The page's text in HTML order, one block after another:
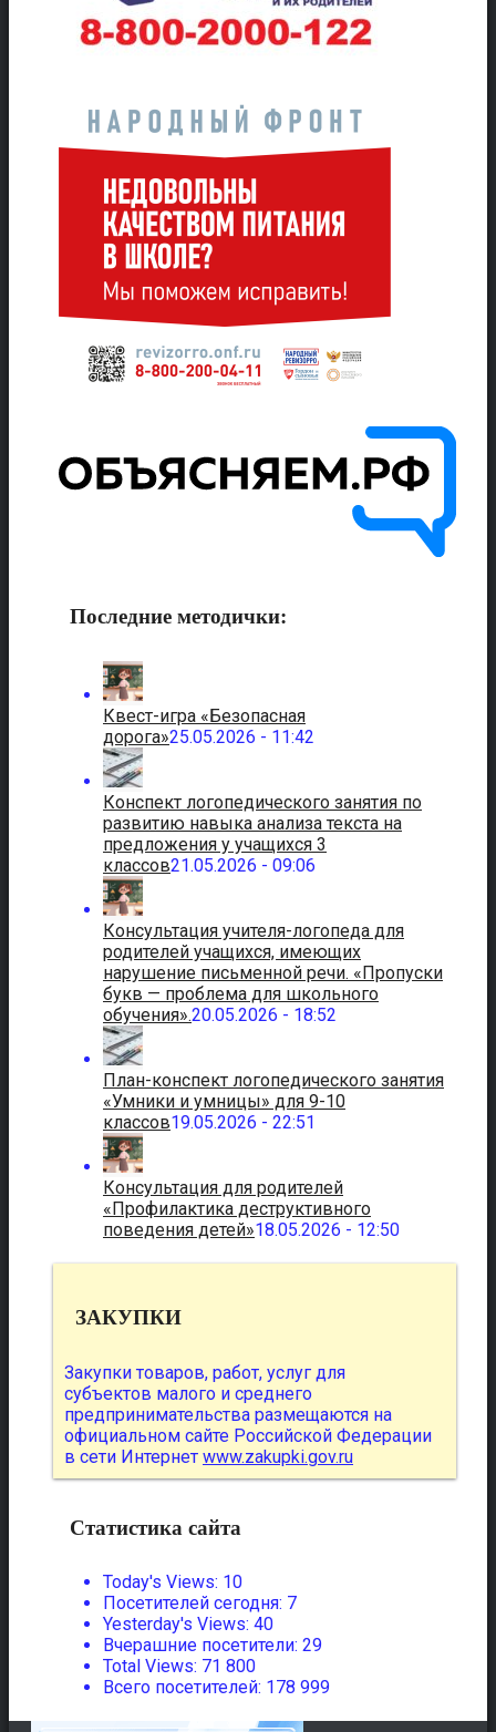
Последние методички:
Квест-игра «Безопасная
дорога»25.05.2026 - 11:42
Конспект логопедического занятия по
развитию навыка анализа текста на
предложения у учащихся 3
классов21.05.2026 - 09:06
Консультация учителя-логопеда для
родителей учащихся, имеющих
нарушение письменной речи. «Пропуски
букв — проблема для школьного
обучения».20.05.2026 - 18:52
План-конспект логопедического занятия
«Умники и умницы» для 9-10
классов19.05.2026 - 22:51
Консультация для родителей
«Профилактика деструктивного
поведения детей»18.05.2026 - 12:50
ЗАКУПКИ
Закупки товаров, работ, услуг для
субъектов малого и среднего
предпринимательства размещаются на
официальном сайте Российской Федерации
в сети Интернет www.zakupki.gov.ru
Статистика сайта
Today's Views: 10
Посетителей сегодня: 7
Yesterday's Views: 40
Вчерашние посетители: 29
Total Views: 71 800
Всего посетителей: 178 999